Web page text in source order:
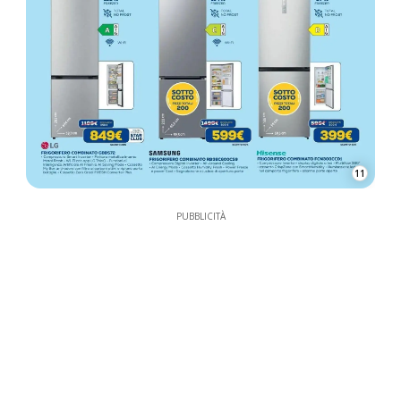
11
PUBBLICITÀ